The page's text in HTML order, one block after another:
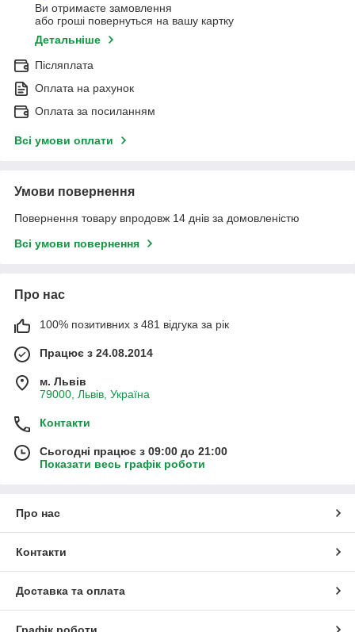
Ви отримаєте замовлення
або гроші повернуться на вашу картку
Детальніше
Післяплата
Оплата на рахунок
Оплата за посиланням
Всі умови оплати
Умови повернення
Повернення товару впродовж 14 днів за домовленістю
Всі умови повернення
Про нас
100% позитивних з 481 відгука за рік
Працює з 24.08.2014
м. Львів
79000, Львів, Україна
Контакти
Сьогодні працює з 09:00 до 21:00
Показати весь графік роботи
Про нас
Контакти
Доставка та оплата